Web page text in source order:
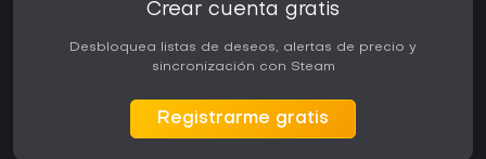
Crear cuenta gratis
Desbloquea listas de deseos, alertas de precio y
sincronización con Steam
Registrarme gratis